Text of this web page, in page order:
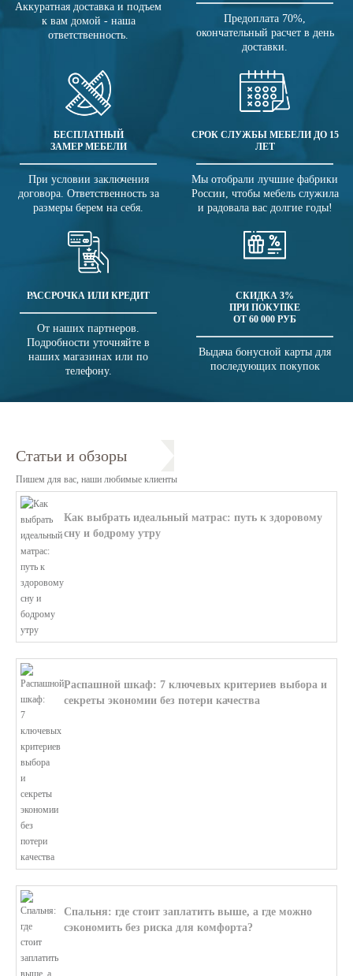
Аккуратная доставка и подъем
к вам домой - наша
ответственность.
Предоплата 70%,
окончательный расчет в день
доставки.
БЕСПЛАТНЫЙ
ЗАМЕР МЕБЕЛИ
При условии заключения
договора. Ответственность за
размеры берем на себя.
СРОК СЛУЖБЫ МЕБЕЛИ ДО 15
ЛЕТ
Мы отобрали лучшие фабрики
России, чтобы мебель служила
и радовала вас долгие годы!
РАССРОЧКА ИЛИ КРЕДИТ
От наших партнеров.
Подробности уточняйте в
наших магазинах или по
телефону.
СКИДКА 3%
ПРИ ПОКУПКЕ
ОТ 60 000 РУБ
Выдача бонусной карты для
последующих покупок
Статьи и обзоры
Пишем для вас, наши любимые клиенты
Как выбрать идеальный матрас: путь к здоровому
сну и бодрому утру
Распашной шкаф: 7 ключевых критериев выбора и
секреты экономии без потери качества
Спальня: где стоит заплатить выше, а где можно
сэкономить без риска для комфорта?